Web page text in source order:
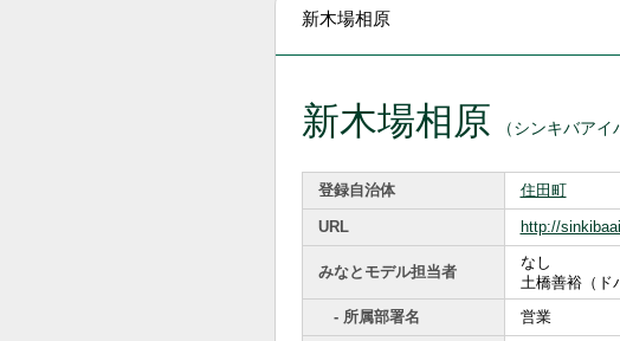
新木場相原
新木場相原 （シンキバアイ
登録自治体 住田町
URL http://
みなとモデル担当者
なし
土橋善裕（ド
- 所属部署名
営業